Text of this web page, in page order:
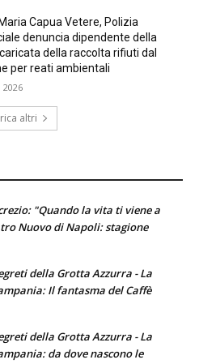
Capua Vetere, Polizia
denuncia dipendente della
della raccolta rifiuti dal
per reati ambientali
2026
altri
"Quando la vita ti viene a
Nuovo di Napoli: stagione
della Grotta Azzurra - La
Il fantasma del Caffè
della Grotta Azzurra - La
da dove nascono le